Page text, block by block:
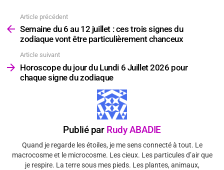
plus
Article précédent
Semaine du 6 au 12 juillet : ces trois signes du
zodiaque vont être particulièrement chanceux
Article suivant
Horoscope du jour du Lundi 6 Juillet 2026 pour
chaque signe du zodiaque
Publié par Rudy ABADIE
Quand je regarde les étoiles, je me sens connecté à tout. Le
macrocosme et le microcosme. Les cieux. Les particules d’air que
je respire. La terre sous mes pieds. Les plantes, animaux,